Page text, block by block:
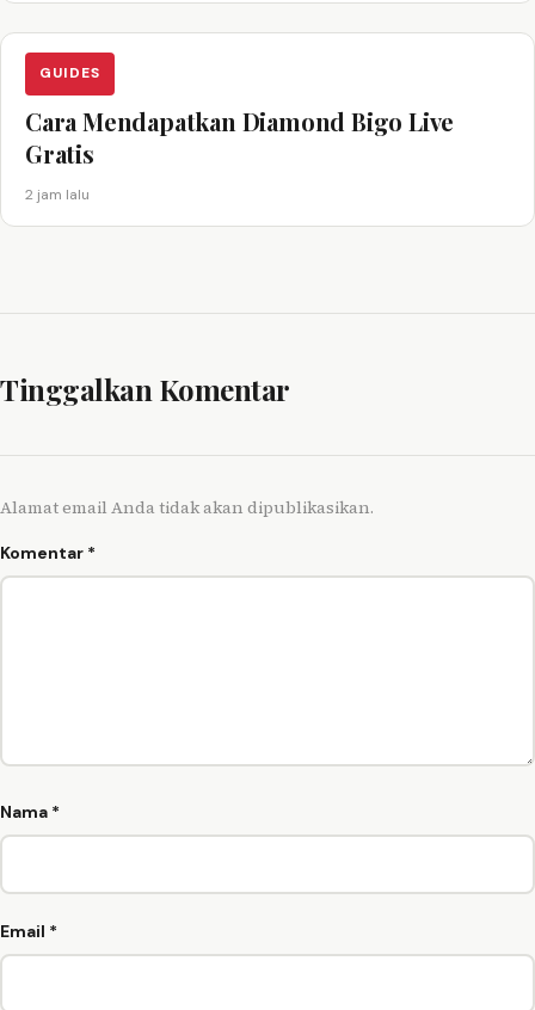
GUIDES
Cara Mendapatkan Diamond Bigo Live
Gratis
2 jam lalu
Tinggalkan Komentar
Alamat email Anda tidak akan dipublikasikan.
Komentar *
Nama *
Email *